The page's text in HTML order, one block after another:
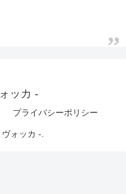
ッカ -
プライバシーポリシー
ォッカ -.